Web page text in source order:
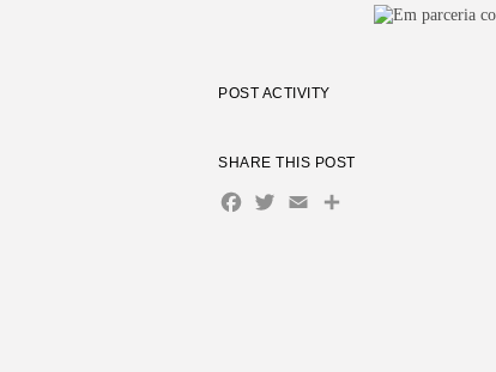
POST ACTIVITY
SHARE THIS POST
Facebook
Twitter
EmailShare